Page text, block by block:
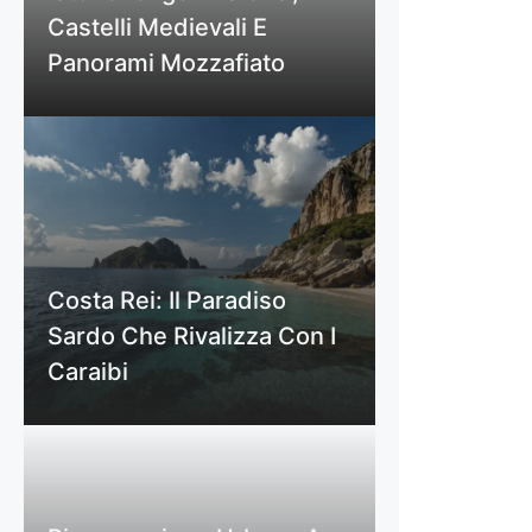
Castelli Medievali E
Panorami Mozzafiato
Costa Rei: Il Paradiso
Sardo Che Rivalizza Con I
Caraibi